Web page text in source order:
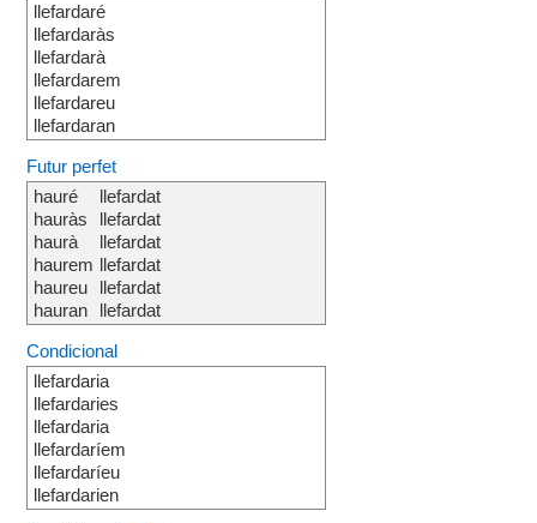
llefardaré
llefardaràs
llefardarà
llefardarem
llefardareu
llefardaran
Futur perfet
hauré
hauràs
haurà
haurem
haureu
hauran
llefardat
llefardat
llefardat
llefardat
llefardat
llefardat
Condicional
llefardaria
llefardaries
llefardaria
llefardaríem
llefardaríeu
llefardarien